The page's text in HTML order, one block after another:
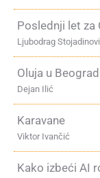
Poslednji let za
Ljubodrag
Oluja u
Dejan Ilić
Karavane
Viktor Ivančić
Kako izbeći AI